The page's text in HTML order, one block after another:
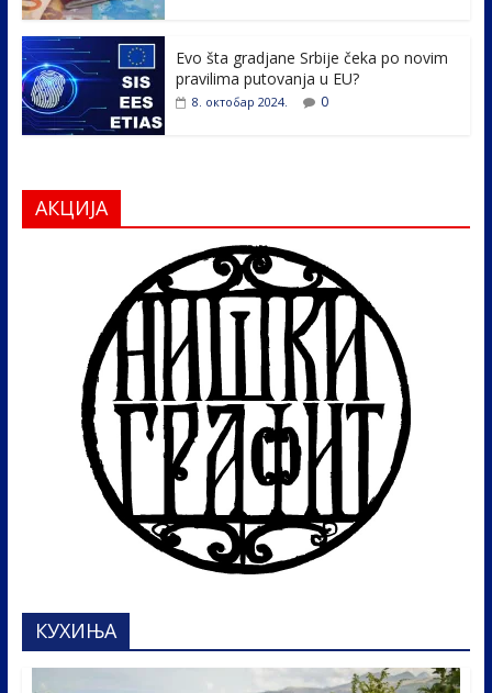
Evo šta gradjane Srbije čeka po novim
pravilima putovanja u EU?
8. октобар 2024. 0
АКЦИЈА
КУХИЊА